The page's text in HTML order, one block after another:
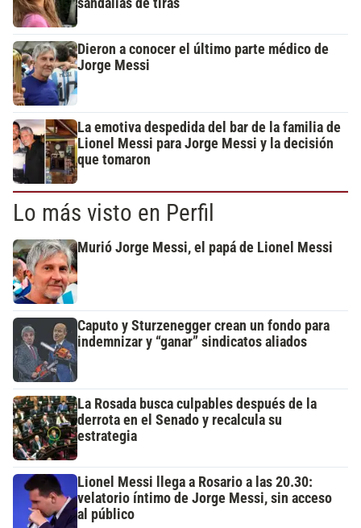
sandalias de tiras
Dieron a conocer el último parte médico de
Jorge Messi
La emotiva despedida del bar de la familia de
Lionel Messi para Jorge Messi y la decisión
que tomaron
Lo más visto en Perfil
Murió Jorge Messi, el papá de Lionel Messi
Caputo y Sturzenegger crean un fondo para
indemnizar y “ganar” sindicatos aliados
La Rosada busca culpables después de la
derrota en el Senado y recalcula su
estrategia
Lionel Messi llega a Rosario a las 20.30:
velatorio íntimo de Jorge Messi, sin acceso
al público